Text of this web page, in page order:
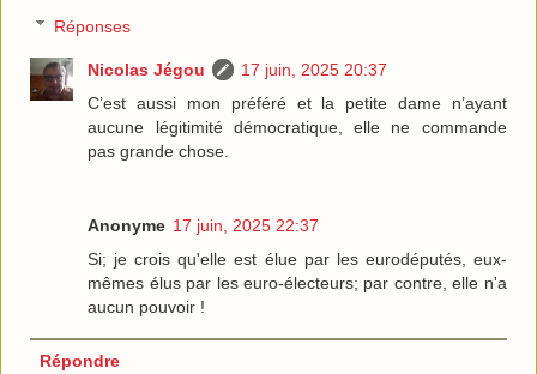
Réponses
Nicolas Jégou
17 juin, 2025 20:37
C’est aussi mon préféré et la petite dame n’ayant
aucune légitimité démocratique, elle ne commande
pas grande chose.
Anonyme 17 juin, 2025 22:37
Si; je crois qu'elle est élue par les eurodéputés, eux-
mêmes élus par les euro-électeurs; par contre, elle n'a
aucun pouvoir !
Répondre